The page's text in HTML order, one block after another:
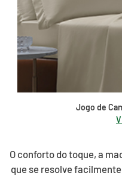
Jogo de
O conforto do toque, a
que se resolve